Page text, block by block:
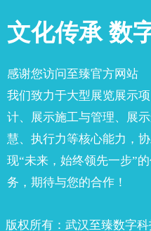
文化传承 数
感谢您访问至臻官方网站
我们致力于大型展览展示
计、展示施工与管理、展
慧、执行力等核心能力，
现“未来，始终领先一步”
务，期待与您的合作！
版权所有：武汉至臻数字科